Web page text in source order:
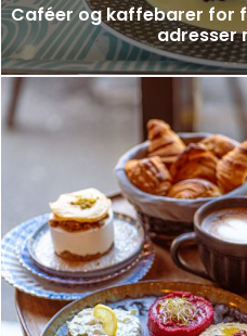
Caféer og kaffebarer for
adresser